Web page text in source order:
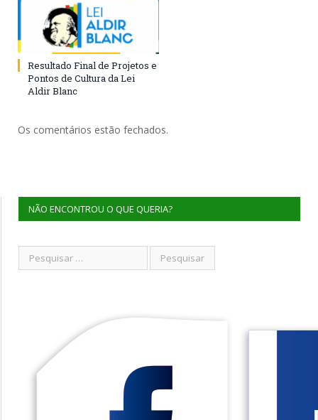
Resultado Final de Projetos e
Pontos de Cultura da Lei
Aldir Blanc
Os comentários estão fechados.
NÃO ENCONTROU O QUE QUERIA?